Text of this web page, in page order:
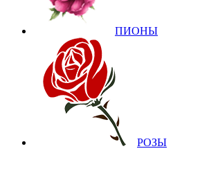
ПИОНЫ
РОЗЫ